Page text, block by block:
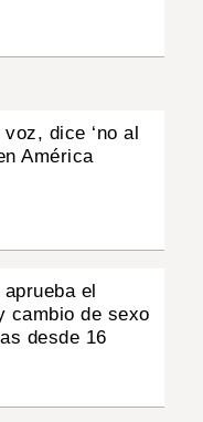
dice ‘no al
América
el
cambio de sexo
desde 16